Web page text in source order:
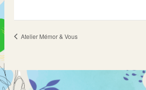
Atelier Mémor & Vous